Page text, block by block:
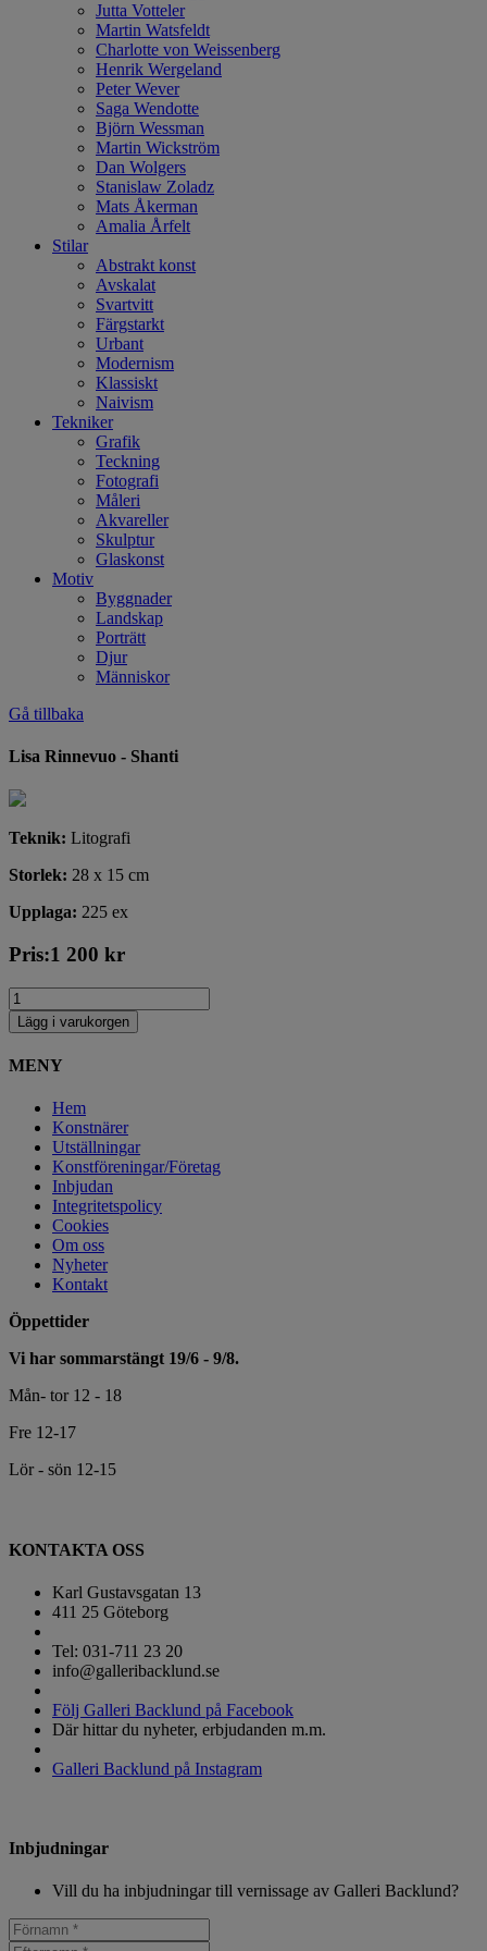
Jutta Votteler
Martin Watsfeldt
Charlotte von Weissenberg
Henrik Wergeland
Peter Wever
Saga Wendotte
Björn Wessman
Martin Wickström
Dan Wolgers
Stanislaw Zoladz
Mats Åkerman
Amalia Årfelt
Stilar
Abstrakt konst
Avskalat
Svartvitt
Färgstarkt
Urbant
Modernism
Klassiskt
Naivism
Tekniker
Grafik
Teckning
Fotografi
Måleri
Akvareller
Skulptur
Glaskonst
Motiv
Byggnader
Landskap
Porträtt
Djur
Människor
Gå tillbaka
Lisa Rinnevuo - Shanti
Teknik: Litografi
Storlek: 28 x 15 cm
Upplaga: 225 ex
Pris:1 200 kr
Lägg i varukorgen
MENY
Hem
Konstnärer
Utställningar
Konstföreningar/Företag
Inbjudan
Integritetspolicy
Cookies
Om oss
Nyheter
Kontakt
Öppettider
Vi har sommarstängt 19/6 - 9/8.
Mån- tor 12 - 18
Fre 12-17
Lör - sön 12-15
KONTAKTA OSS
Karl Gustavsgatan 13
411 25 Göteborg
Tel: 031-711 23 20
info@galleribacklund.se
Följ Galleri Backlund på Facebook
Där hittar du nyheter, erbjudanden m.m.
Galleri Backlund på Instagram
Inbjudningar
Vill du ha inbjudningar till vernissage av Galleri Backlund?